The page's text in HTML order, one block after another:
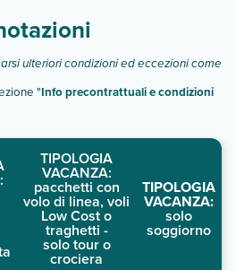
ulteriori condizioni ed eccezioni come
"Info precontrattuali e condizioni
TIPOLOGIA
VACANZA:
pacchetti con
volo di linea, voli
Low Cost o
traghetti -
solo tour o
crociera
TIPOLOGIA
VACANZA:
solo
soggiorno